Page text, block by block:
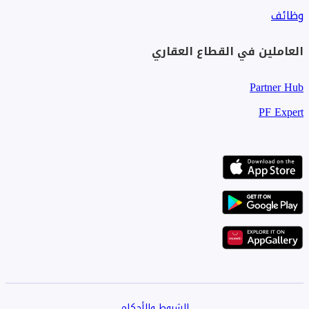
وظائف
العاملين في القطاع العقاري
Partner Hub
PF Expert